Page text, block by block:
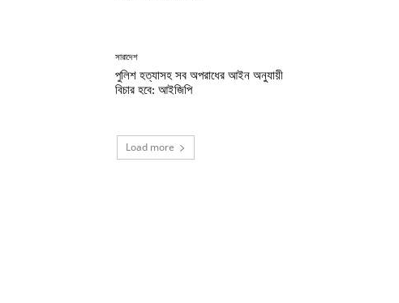
সারাদেশ
পুলিশ হত্যাসহ সব অপরাধের আইন অনুযায়ী
বিচার হবে: আইজিপি
Load more